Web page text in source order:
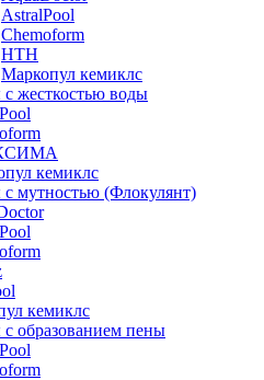
AstralPool
Chemoform
HTH
Маркопул кемиклс
жесткостью воды
кемиклс
мутностью (Флокулянт)
кемиклс
образованием пены